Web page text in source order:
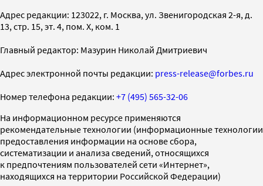
Адрес редакции: 123022, г. Москва, ул. Звенигородская 2-я, д.
13, стр. 15, эт. 4, пом. X, ком. 1
Главный редактор: Мазурин Николай Дмитриевич
Адрес электронной почты редакции: press-release@forbes.ru
Номер телефона редакции: +7 (495) 565-32-06
На информационном ресурсе применяются
рекомендательные технологии (информационные технологии
предоставления информации на основе сбора,
систематизации и анализа сведений, относящихся
к предпочтениям пользователей сети «Интернет»,
находящихся на территории Российской Федерации)